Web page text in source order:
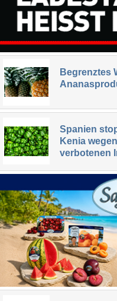
Begrenztes
Spanien
Kenia
verbotenen